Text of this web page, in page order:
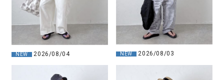
NEW 2026/08/04 NEW 2026/08/03